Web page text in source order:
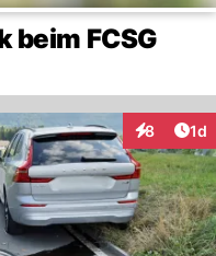
beim FCSG
8 1d